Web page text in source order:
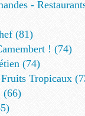
-
(81)
! (74)
(74)
Tropicaux
(66)